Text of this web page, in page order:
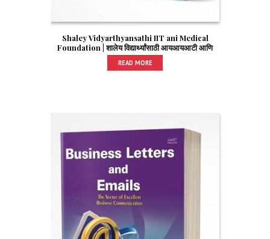
Shaley Vidyarthyansathi IIT ani Medical
Foundation | शालेय विद्यार्थ्यांसाठी आयआयआटी आणि
मेडिकल फाउंडेशन
READ MORE